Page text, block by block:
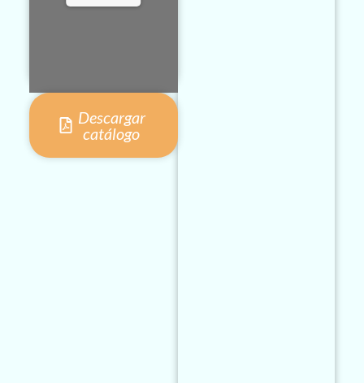
Descargar
catálogo